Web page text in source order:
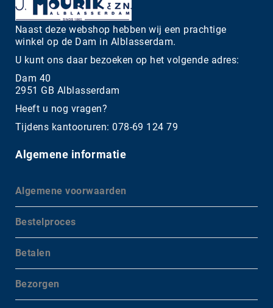
Naast deze webshop hebben wij een prachtige
winkel op de Dam in Alblasserdam.
U kunt ons daar bezoeken op het volgende adres:
Dam 40
2951 GB Alblasserdam
Heeft u nog vragen?
Tijdens kantooruren: 078-69 124 79
Algemene informatie
Algemene voorwaarden
Bestelproces
Betalen
Bezorgen